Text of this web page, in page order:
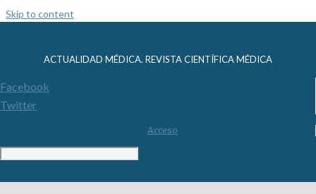
Skip to content
ACTUALIDAD MÉDICA. REVISTA CIENTÍFICA MÉDICA
Facebook
Twitter
Acceso